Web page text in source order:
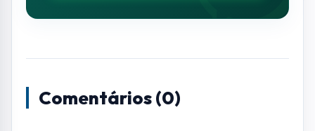
Comentários (0)